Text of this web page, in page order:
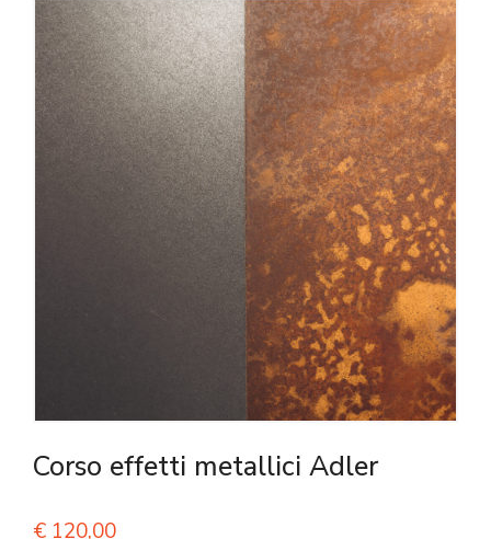
Corso effetti metallici Adler
€ 120,00